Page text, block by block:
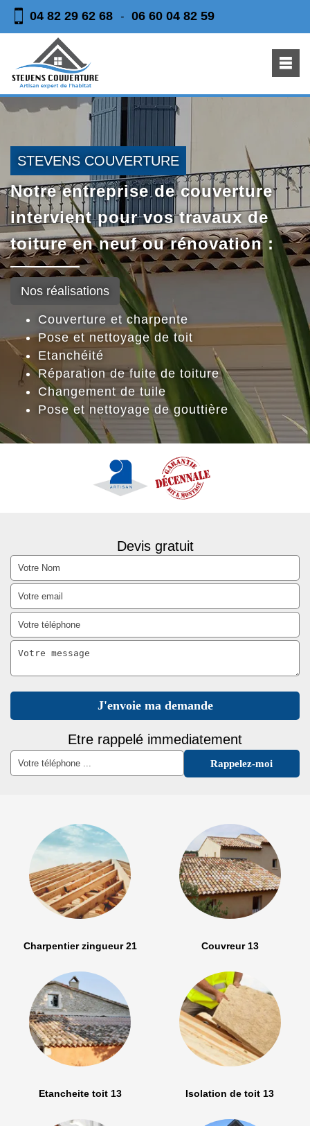
04 82 29 62 68 - 06 60 04 82 59
STEVENS COUVERTURE
Notre entreprise de couverture
intervient pour vos travaux de
toiture en neuf ou rénovation :
Nos réalisations
Couverture et charpente
Pose et nettoyage de toit
Etanchéité
Réparation de fuite de toiture
Changement de tuile
Pose et nettoyage de gouttière
Devis gratuit
Etre rappelé immediatement
Charpentier zingueur 21 Couvreur 13
Etancheite toit 13 Isolation de toit 13